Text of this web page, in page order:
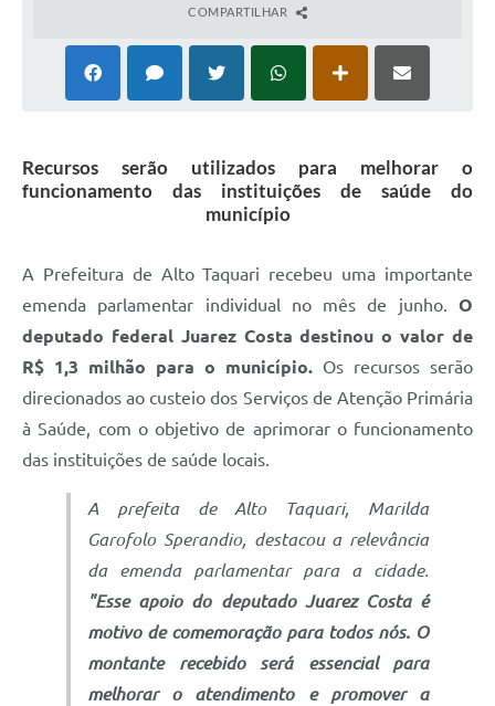
COMPARTILHAR
Recursos serão utilizados para melhorar o
funcionamento das instituições de saúde do
município
A Prefeitura de Alto Taquari recebeu uma importante
emenda parlamentar individual no mês de junho. O
deputado federal Juarez Costa destinou o valor de
R$ 1,3 milhão para o município. Os recursos serão
direcionados ao custeio dos Serviços de Atenção Primária
à Saúde, com o objetivo de aprimorar o funcionamento
das instituições de saúde locais.
A prefeita de Alto Taquari, Marilda
Garofolo Sperandio, destacou a relevância
da emenda parlamentar para a cidade.
"Esse apoio do deputado Juarez Costa é
motivo de comemoração para todos nós. O
montante recebido será essencial para
melhorar o atendimento e promover a